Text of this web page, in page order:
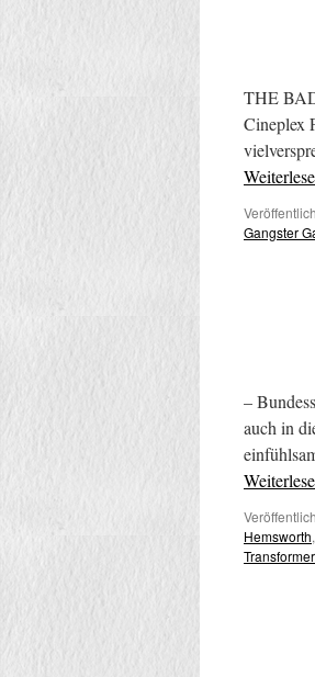
THE
Cineplex
Gangster
–
auch in
Hemsworth,